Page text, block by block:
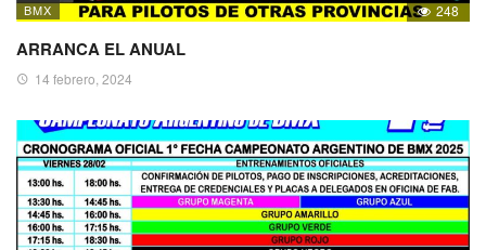
BMX 248
ARRANCA EL ANUAL
14 febrero, 2024